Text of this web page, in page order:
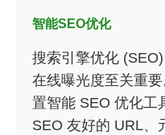
智能SEO优化
搜索引擎优化
在线曝光度至关重
置智能 SEO 优化工
SEO 友好的 URL、